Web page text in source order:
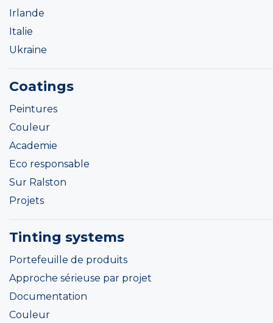
Irlande
Italie
Ukraine
Coatings
Peintures
Couleur
Academie
Eco responsable
Sur Ralston
Projets
Tinting systems
Portefeuille de produits
Approche sérieuse par projet
Documentation
Couleur